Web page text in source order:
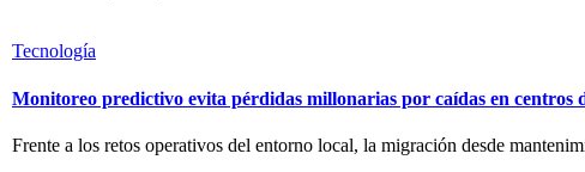
Tecnología
Monitoreo predictivo evita pérdidas millonarias por caídas en centros
Frente a los retos operativos del entorno local, la migración desde